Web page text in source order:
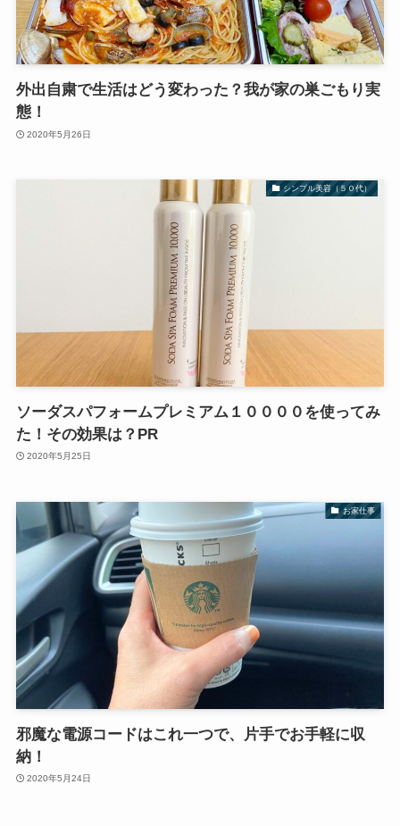
外出自粛で生活はどう変わった？我が家の巣ごもり実
態！
2020年5月26日
シンプル美容（５０代）
ソーダスパフォームプレミアム１００００を使ってみ
た！その効果は？PR
2020年5月25日
お家仕事
邪魔な電源コードはこれ一つで、片手でお手軽に収
納！
2020年5月24日